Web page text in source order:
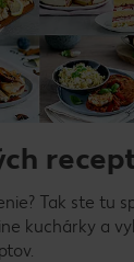
Tak ste tu
kuchárky a